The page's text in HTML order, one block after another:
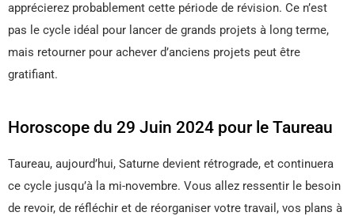
apprécierez probablement cette période de révision. Ce n’est
pas le cycle idéal pour lancer de grands projets à long terme,
mais retourner pour achever d’anciens projets peut être
gratifiant.
Horoscope du 29 Juin 2024 pour le Taureau
Taureau, aujourd’hui, Saturne devient rétrograde, et continuera
ce cycle jusqu’à la mi-novembre. Vous allez ressentir le besoin
de revoir, de réfléchir et de réorganiser votre travail, vos plans à